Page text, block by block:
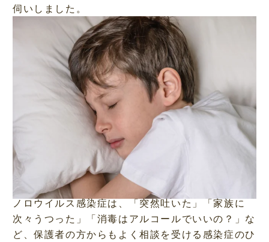
伺いしました。
ノロウイルス感染症は、「突然吐いた」「家族に
次々うつった」「消毒はアルコールでいいの？」な
ど、保護者の方からもよく相談を受ける感染症のひ